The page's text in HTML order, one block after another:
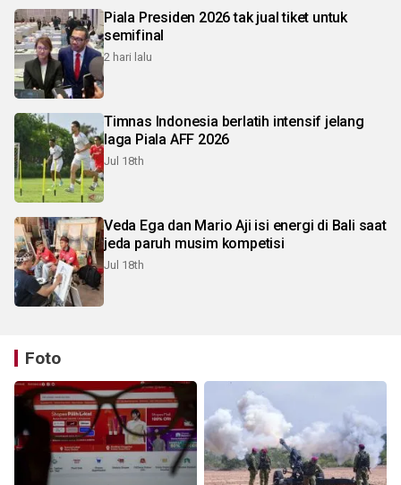
Piala Presiden 2026 tak jual tiket untuk
semifinal
2 hari lalu
Timnas Indonesia berlatih intensif jelang
laga Piala AFF 2026
Jul 18th
Veda Ega dan Mario Aji isi energi di Bali saat
jeda paruh musim kompetisi
Jul 18th
Foto